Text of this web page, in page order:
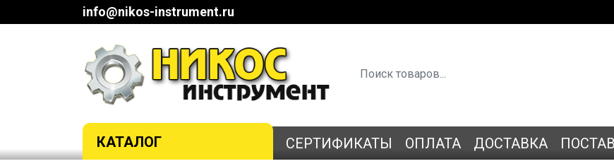
info@nikos-instrument.ru
КАТАЛОГ СЕРТИФИКАТЫ ОПЛАТА ДОСТАВКА